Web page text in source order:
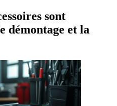
sont
démontage et la